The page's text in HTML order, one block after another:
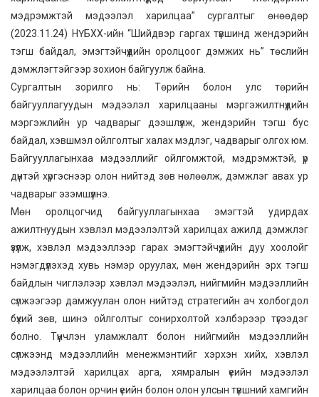
мэдрэмжтэй мэдээлэл харилцаа” сургалтыг өнөөдөр
(2023.11.24) НҮБХХ-ийн “Шийдвэр гаргах түвшинд жендэрийн
тэгш байдал, эмэгтэйчүүдийн оролцоог дэмжих нь” төслийн
дэмжлэгтэйгээр зохион байгуулж байна.
Сургалтын зорилго нь: Төрийн болон улс төрийн
байгууллагуудын мэдээлэл харилцааны мэргэжилтнүүдийн
мэргэжлийн ур чадварыг дээшлүүлж, жендэрийн тэгш бус
байдал, хэвшмэл ойлголтыг халах мэдлэг, чадварыг олгох юм.
Байгууллагынхаа мэдээллийг ойлгомжтой, мэдрэмжтэй, үр
дүнтэй хүргэснээр олон нийтэд зөв нөлөөлж, дэмжлэг авах ур
чадварыг эзэмшүүлнэ.
Мөн оролцогчид байгууллагынхаа эмэгтэй удирдах
ажилтнуудын хэвлэл мэдээлэлтэй харилцах ажилд дэмжлэг
үзүүлж, хэвлэл мэдээллээр гарах эмэгтэйчүүдийн дуу хоолойг
нэмэгдүүлэхэд хувь нэмэр оруулах, мөн жендэрийн эрх тэгш
байдлын чиглэлээр хэвлэл мэдээлэл, нийгмийн мэдээллийн
сүлжээгээр дамжуулан олон нийтэд стратегийн ач холбогдол
бүхий зөв, шинэ ойлголтыг сонирхолтой хэлбэрээр түгээдэг
болно. Түүнчлэн уламжлалт болон нийгмийн мэдээллийн
сүлжээнд мэдээллийн менежмэнтийг хэрхэн хийх, хэвлэл
мэдээлэлтэй харилцах арга, хямралын үеийн мэдээлэл
харилцаа болон орчин үеийн болон олон улсын түвшний хамгийн